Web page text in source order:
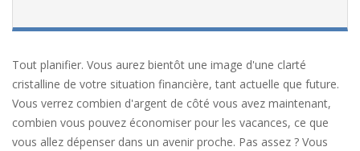
Tout planifier. Vous aurez bientôt une image d'une clarté
cristalline de votre situation financière, tant actuelle que future.
Vous verrez combien d'argent de côté vous avez maintenant,
combien vous pouvez économiser pour les vacances, ce que
vous allez dépenser dans un avenir proche. Pas assez ? Vous